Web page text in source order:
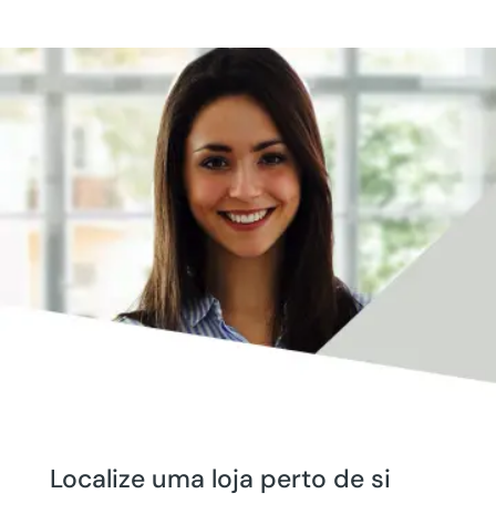
Localize uma loja perto de si